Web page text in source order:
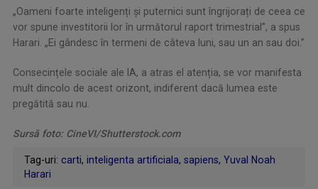
„Oameni foarte inteligenți și puternici sunt îngrijorați de ceea ce
vor spune investitorii lor în următorul raport trimestrial”, a spus
Harari. „Ei gândesc în termeni de câteva luni, sau un an sau doi.”
Consecințele sociale ale IA, a atras el atenția, se vor manifesta
mult dincolo de acest orizont, indiferent dacă lumea este
pregătită sau nu.
Sursă foto: CineVI/Shutterstock.com
Tag-uri: carti, inteligenta artificiala, sapiens, Yuval Noah
Harari